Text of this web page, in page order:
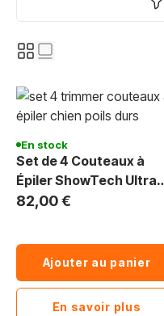
En stock
Set de 4 Couteaux à
Épiler ShowTech Ultra
Pro Gaucher -
82,00 €
Ajouter au panier
En savoir plus